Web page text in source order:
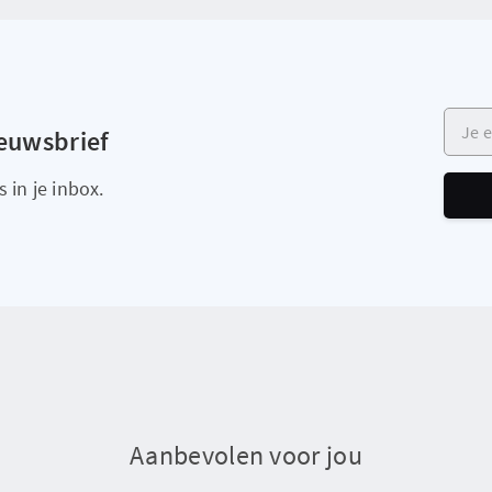
in je inbox.
Je e-
Aanbevolen voor jou